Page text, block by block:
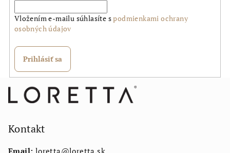
Vložením e-mailu súhlasíte spodmienkami ochrany
osobných údajov
Prihlásiť sa
Kontakt
Email: loretta@loretta.sk